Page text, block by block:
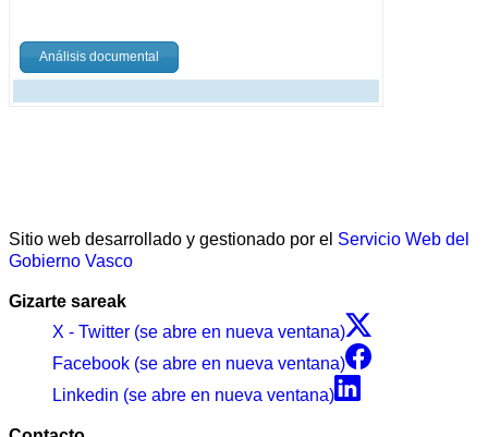
Análisis documental
Sitio web desarrollado y gestionado por el Servicio Web del
Gobierno Vasco
Gizarte sareak
X - Twitter (se abre en nueva ventana)
Facebook (se abre en nueva ventana)
Linkedin (se abre en nueva ventana)